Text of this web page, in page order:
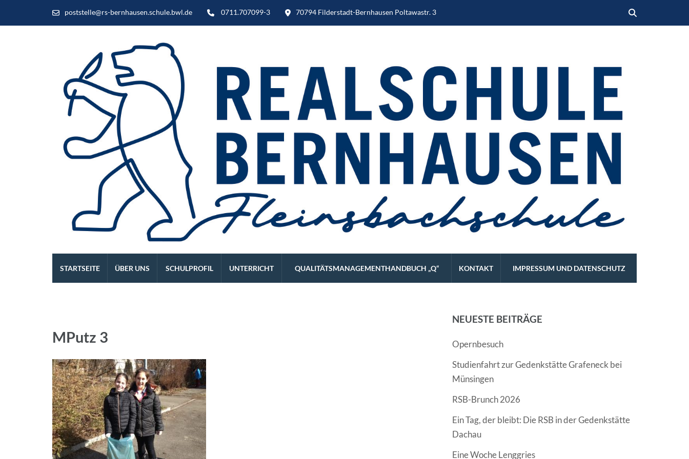
poststelle@rs-bernhausen.schule.bwl.de 0711.707099-3 70794 Filderstadt-Bernhausen Poltawastr. 3
Die REALSCHULE. Eine leistungsstarke Schulart.
STARTSEITE ÜBER UNS SCHULPROFIL UNTERRICHT QUALITÄTSMANAGEMENTHANDBUCH „Q“ KONTAKT IMPRESSUM UND DATENSCHUTZ
MPutz 3
NEUESTE BEITRÄGE
Opernbesuch
Studienfahrt zur Gedenkstätte Grafeneck bei
Münsingen
RSB-Brunch 2026
Ein Tag, der bleibt: Die RSB in der Gedenkstätte
Dachau
Eine Woche Lenggries